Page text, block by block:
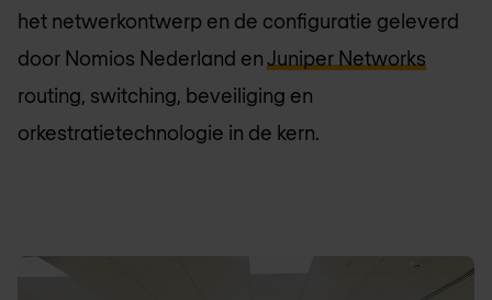
het netwerkontwerp en de configuratie geleverd
door Nomios Nederland enJuniper Networks
routing, switching, beveiliging en
orkestratietechnologie in de kern.